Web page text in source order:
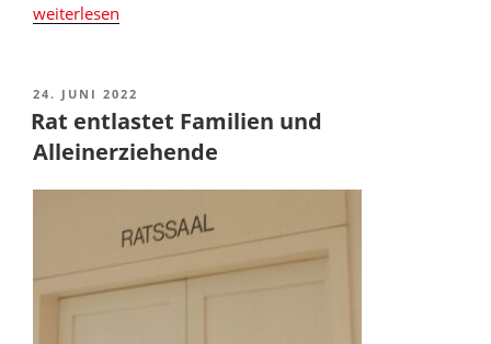
„Gegen
Rat
beendet
Parität
EDG-
weiterlesen
VERÖFFENTLICHT
AM
24. JUNI 2022
Rat entlastet Familien und
Alleinerziehende